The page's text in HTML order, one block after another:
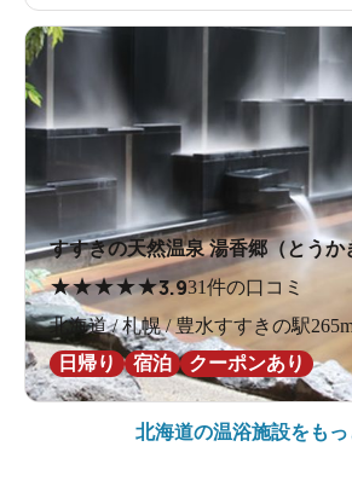
すすきの天然温泉 湯香郷（とうか
★★★★★3.931件の口コミ
北海道 / 札幌 / 豊水すすきの駅
日帰り
宿泊 クーポンあり
北海道の温浴施設をもっ